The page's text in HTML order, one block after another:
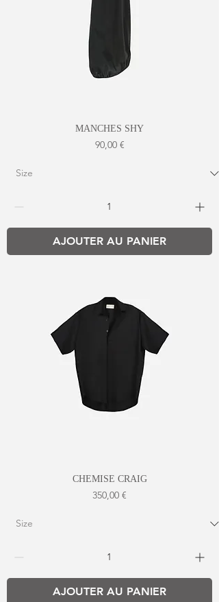
MANCHES SHY
Prix
90,00 €
AJOUTER AU PANIER
CHEMISE CRAIG
Prix
350,00 €
AJOUTER AU PANIER